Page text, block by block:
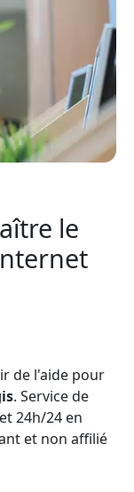
le
de l'aide pour
. Service de
24h/24 en
et non affilié